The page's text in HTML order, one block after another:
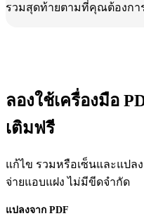
รวมสุดท้ายตามที่คุณต้องกา
ลองใช้เครื่องมือ
เติมฟรี
แก้ไข รวมหรือเซ็นและแปล
จ่ายแอบแฝง ไม่มีขีดจำกัด
แปลงจาก PDF